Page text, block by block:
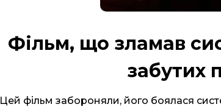
Фільм, що зламав
забутих
Цей фільм забороняли, його боялася